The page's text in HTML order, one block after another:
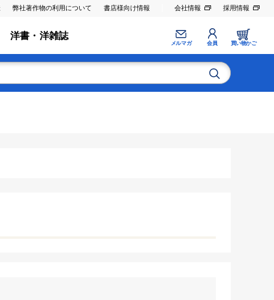
弊社著作物の利用について 書店様向け情報 会社情報 採用情報
洋書・洋雑誌
メルマガ 会員 買い物かご